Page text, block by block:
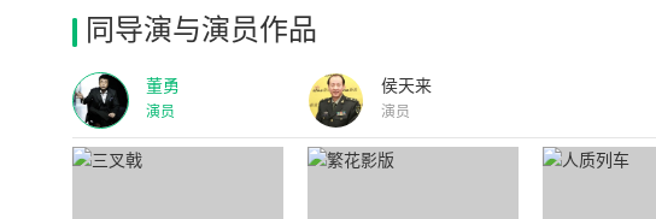
同导演与演员作品
董勇
演员
侯天来
演员